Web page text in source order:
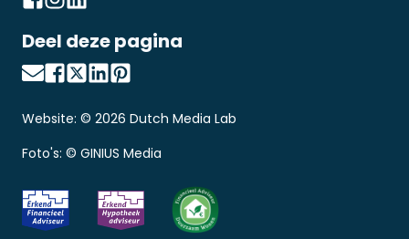
Deel deze pagina
Website: © 2026 Dutch Media Lab
Foto's: © GINIUS Media